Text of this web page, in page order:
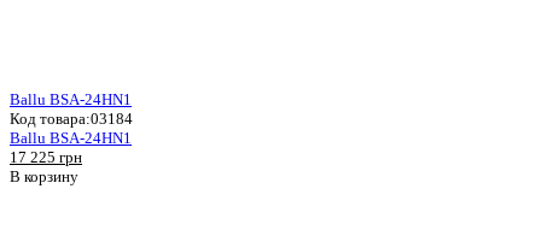
Ballu BSA-24HN1
Код товара:03184
Ballu BSA-24HN1
17 225 грн
В корзину